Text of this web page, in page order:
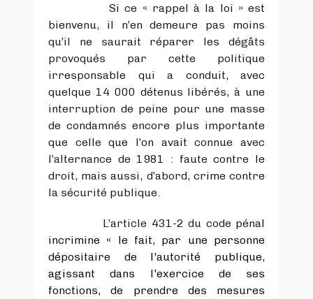
Si ce « rappel à la loi » est
bienvenu, il n’en demeure pas moins
qu’il ne saurait réparer les dégâts
provoqués par cette politique
irresponsable qui a conduit, avec
quelque 14 000 détenus libérés, à une
interruption de peine pour une masse
de condamnés encore plus importante
que celle que l’on avait connue avec
l’alternance de 1981 : faute contre le
droit, mais aussi, d’abord, crime contre
la sécurité publique.
L’article 431-2 du code pénal
incrimine « le fait, par une personne
dépositaire de l'autorité publique,
agissant dans l'exercice de ses
fonctions, de prendre des mesures